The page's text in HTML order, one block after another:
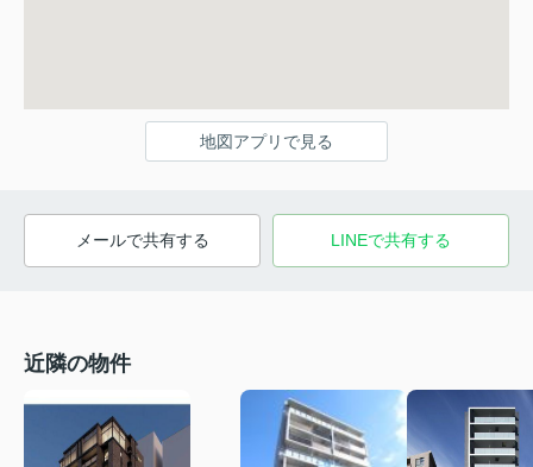
地図アプリで見る
メールで共有する LINEで共有する
近隣の物件